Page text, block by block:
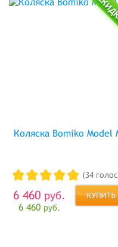
Коляска Bomiko Model
(34
6 460 руб.
6 460 руб.